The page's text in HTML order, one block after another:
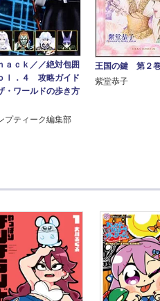
ａｃｋ／／絶対包囲
ｌ．４ 攻略ガイド
・ワールドの歩き方
プティーク編集部
王国の鍵 第２
紫堂恭子